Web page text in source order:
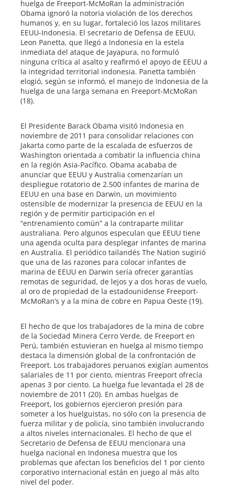
huelga de Freeport-McMoRan la administración
Obama ignoró la notoria violación de los derechos
humanos y, en su lugar, fortaleció los lazos militares
EEUU-Indonesia. El secretario de Defensa de EEUU,
Leon Panetta, que llegó a Indonesia en la estela
inmediata del ataque de Jayapura, no formuló
ninguna crítica al asalto y reafirmó el apoyo de EEUU a
la integridad territorial indonesia. Panetta también
elogió, según se informó, el manejo de Indonesia de la
huelga de una larga semana en Freeport-McMoRan
(18).
El Presidente Barack Obama visitó Indonesia en
noviembre de 2011 para consolidar relaciones con
Jakarta como parte de la escalada de esfuerzos de
Washington orientada a combatir la influencia china
en la región Asia-Pacífico. Obama acababa de
anunciar que EEUU y Australia comenzarían un
despliegue rotatorio de 2.500 infantes de marina de
EEUU en una base en Darwin, un movimiento
ostensible de modernizar la presencia de EEUU en la
región y de permitir participación en el
“entrenamiento común” a la contraparte militar
australiana. Pero algunos especulan que EEUU tiene
una agenda oculta para desplegar infantes de marina
en Australia. El periódico tailandés The Nation sugirió
que una de las razones para colocar infantes de
marina de EEUU en Darwin sería ofrecer garantías
remotas de seguridad, de lejos y a dos horas de vuelo,
al oro de propiedad de la estadounidense Freeport-
McMoRan’s y a la mina de cobre en Papua Oeste (19).
El hecho de que los trabajadores de la mina de cobre
de la Sociedad Minera Cerro Verde, de Freeport en
Perú, también estuvieran en huelga al mismo tiempo
destaca la dimensión global de la confrontación de
Freeport. Los trabajadores peruanos exigían aumentos
salariales de 11 por ciento, mientras Freeport ofrecía
apenas 3 por ciento. La huelga fue levantada el 28 de
noviembre de 2011 (20). En ambas huelgas de
Freeport, los gobiernos ejercieron presión para
someter a los huelguistas, no sólo con la presencia de
fuerza militar y de policía, sino también involucrando
a altos niveles internacionales. El hecho de que el
Secretario de Defensa de EEUU mencionara una
huelga nacional en Indonesa muestra que los
problemas que afectan los beneficios del 1 por ciento
corporativo internacional están en juego al más alto
nivel del poder.